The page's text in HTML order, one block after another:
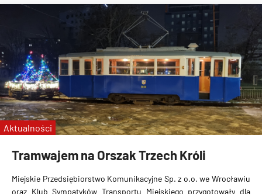
Tramwajem na Orszak Trzech Króli
Miejskie Przedsiębiorstwo Komunikacyjne Sp. z o.o. we Wrocławiu
oraz Klub Sympatyków Transportu Miejskiego przygotowały dla
Aktualności